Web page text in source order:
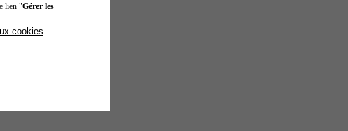
lien "Gérer les
cookies